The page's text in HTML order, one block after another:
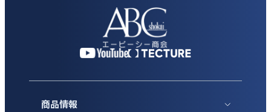
商品情報